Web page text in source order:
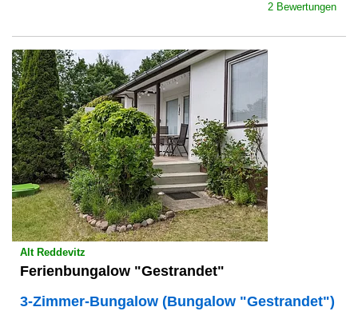
2 Bewertungen
Alt Reddevitz
Ferienbungalow "Gestrandet"
3-Zimmer-Bungalow (Bungalow "Gestrandet")